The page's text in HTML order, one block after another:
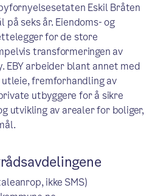
Eskil Bråten
seks år. Eiendoms- og
for de store
transformeringen av
EBY arbeider blant annet med
utleie, fremforhandling av
utbyggere for å sikre
utvikling av arealer for boliger,
ikke SMS)